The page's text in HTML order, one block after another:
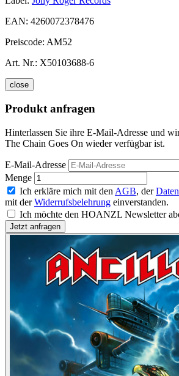
EAN: 4260072378476
Preiscode: AM52
Art. Nr.: X50103688-6
close
Produkt anfragen
Hinterlassen Sie ihre E-Mail-Adresse und
The Chain Goes On wieder verfügbar ist.
E-Mail-Adresse
Menge
Ich erkläre mich mit den AGB, der
mit derWiderrufsbelehrung einverstanden.
Ich möchte den HOANZL Newsletter